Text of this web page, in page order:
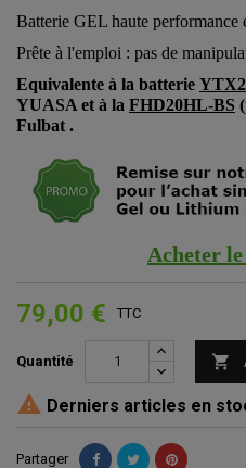
Batterie GEL haute performance
Prête à l'emploi : pas de
Equivalente à la batterie
YUASA et à la FHD20HL-BS
Fulbat .
Acheter
79,00 € TTC
Quantité 
 Derniers articles en
Partager